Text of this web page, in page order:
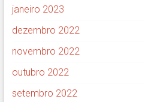
janeiro 2023
dezembro 2022
novembro 2022
outubro 2022
setembro 2022